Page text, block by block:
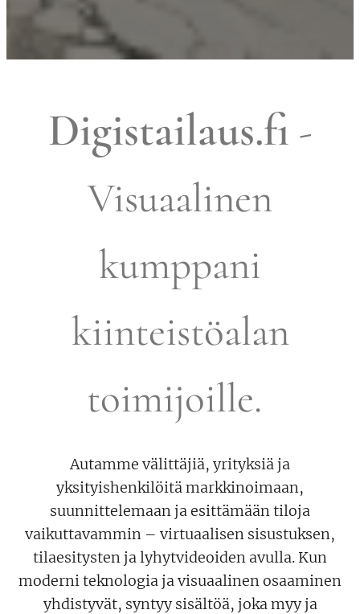
Digistailaus.fi -
Visuaalinen
kumppani
kiinteistöalan
toimijoille.
Autamme välittäjiä, yrityksiä ja
yksityishenkilöitä markkinoimaan,
suunnittelemaan ja esittämään tiloja
vaikuttavammin – virtuaalisen sisustuksen,
tilaesitysten ja lyhytvideoiden avulla. Kun
moderni teknologia ja visuaalinen osaaminen
yhdistyvät, syntyy sisältöä, joka myy ja